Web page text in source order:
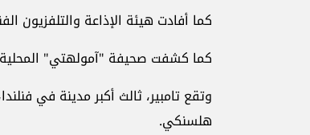
كما أفادت هيئة الإذاعة والتلفزيون
كما كشفت صحيفة "آمولهتي"
هلسنكي.